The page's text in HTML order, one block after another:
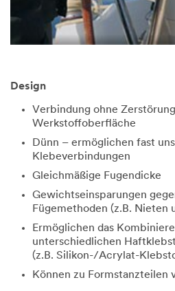
Design
Verbindung ohne
Werkstoffoberfläche
Dünn – ermöglichen fast
Klebeverbindungen
Gleichmäßige Fugendicke
Gewichtseinsparungen
Fügemethoden (z.B. Nieten
Ermöglichen das
unterschiedlichen
(z.B. Silikon-/Acrylat-
Können zu Formstanzteilen